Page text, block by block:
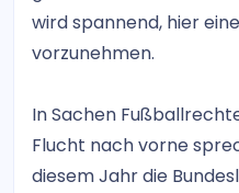
wird spannend, hier
vorzunehmen.
In Sachen
Flucht nach vorne
diesem Jahr die